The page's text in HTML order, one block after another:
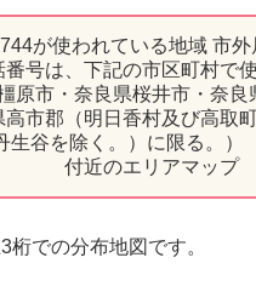
が使われている地域 市
号は、下記の市区町村で
原市・奈良県桜井市・奈
市郡（明日香村及び高取
生谷を除く。）に限る。
付近のエリアマップ
桁での分布地図です。